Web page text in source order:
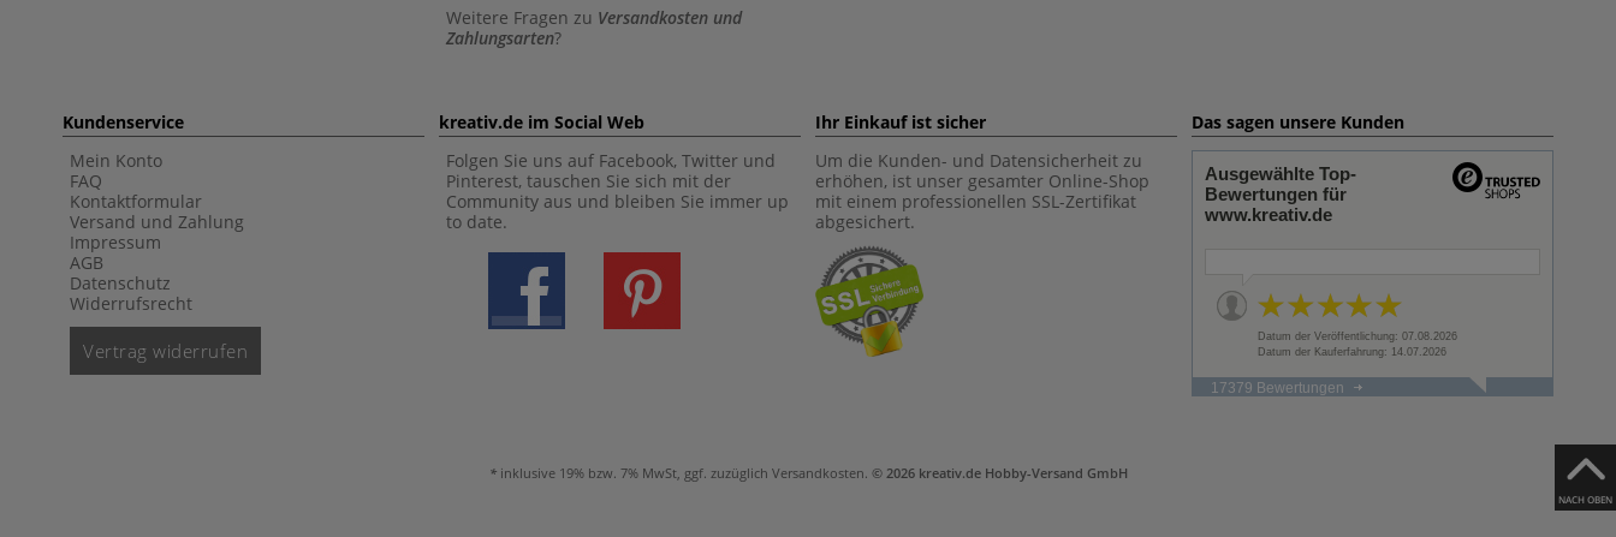
NACH OBEN
Weitere Fragen zu Versandkosten und
Zahlungsarten?
Kundenservice
Mein Konto
FAQ
Kontaktformular
Versand und Zahlung
Impressum
AGB
Datenschutz
Widerrufsrecht
Vertrag widerrufen
kreativ.de im Social Web
Folgen Sie uns auf Facebook, Twitter und
Pinterest, tauschen Sie sich mit der
Community aus und bleiben Sie immer up
to date.
Ihr Einkauf ist sicher
Um die Kunden- und Datensicherheit zu
erhöhen, ist unser gesamter Online-Shop
mit einem professionellen SSL-Zertifikat
abgesichert.
Das sagen unsere Kunden
Ausgewählte Top-
Bewertungen für
www.kreativ.de
Datum der Veröffentlichung: 07.08.2026
Datum der Kauferfahrung: 14.07.2026
17379 Bewertungen
inklusive 19% bzw. 7% MwSt, ggf. zuzüglich Versandkosten. © 2026 kreativ.de Hobby-Versand GmbH